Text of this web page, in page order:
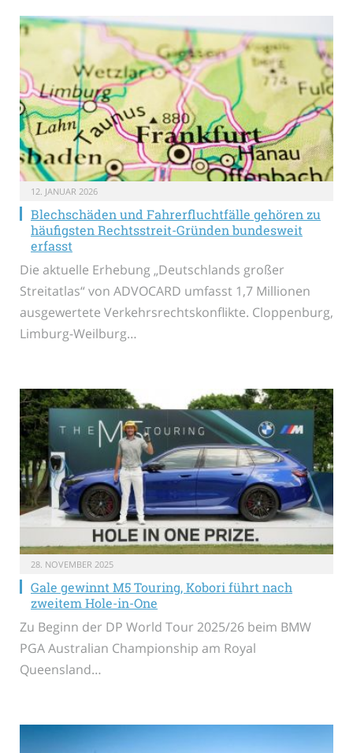
12. JANUAR 2026
Blechschäden und Fahrerfluchtfälle gehören zu
häufigsten Rechtsstreit-Gründen bundesweit
erfasst
Die aktuelle Erhebung „Deutschlands großer
Streitatlas“ von ADVOCARD umfasst 1,7 Millionen
ausgewertete Verkehrsrechtskonflikte. Cloppenburg,
Limburg-Weilburg…
28. NOVEMBER 2025
Gale gewinnt M5 Touring, Kobori führt nach
zweitem Hole-in-One
Zu Beginn der DP World Tour 2025/26 beim BMW
PGA Australian Championship am Royal
Queensland…